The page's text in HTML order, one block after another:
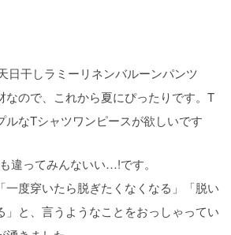
日干しラミーリネンバルーンパンツ
なので、これから夏にぴったりです。T
ルなTシャツワンピースが欲しいです
違ってみんないい…!です。
一度穿いたら脱ぎたくなくなる」「脱い
」と、言うようなことをおっしゃってい